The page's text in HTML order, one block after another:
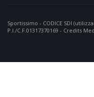
Sportissimo - CODICE SDI
P.I./C.F.01317370169 - Credits